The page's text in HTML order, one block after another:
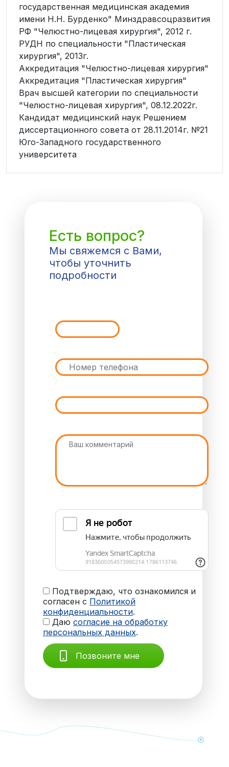
государственная медицинская академия
имени Н.Н. Бурденко" Минздравсоцразвития
РФ "Челюстно-лицевая хирургия", 2012 г.
РУДН по специальности "Пластическая
хирургия", 2013г.
Аккредитация "Челюстно-лицевая хирургия"
Аккредитация "Пластическая хирургия"
Врач высшей категории по специальности
"Челюстно-лицевая хирургия", 08.12.2022г.
Кандидат медицинский наук Решением
диссертационного совета от 28.11.2014г. №21
Юго-Западного государственного
университета
Есть вопрос?
Мы свяжемся с Вами,
чтобы уточнить
подробности
Подтверждаю, что ознакомился и
согласен с Политикой
конфиденциальности.
Даю согласие на обработку
персональных данных.
Позвоните мне